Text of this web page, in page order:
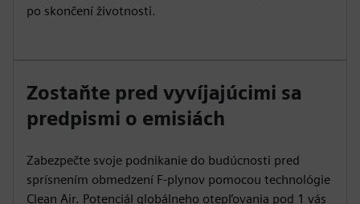
po skončení životnosti.
Zostaňte pred vyvíjajúcimi sa
predpismi o emisiách
Zabezpečte svoje podnikanie do budúcnosti pred
sprísnením obmedzení F-plynov pomocou technológie
Clean Air. Potenciál globálneho otepľovania pod 1 vás